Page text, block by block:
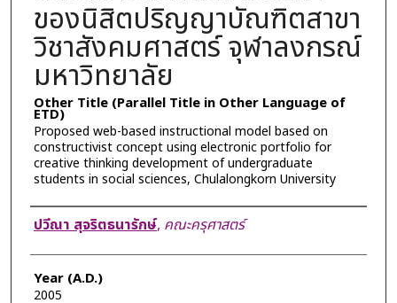
ของนิสิตปริญญาบัณฑิตสาขา
วิชาสังคมศาสตร์ จุฬาลงกรณ์
มหาวิทยาลัย
Other Title (Parallel Title in Other Language of
ETD)
Proposed web-based instructional model based on
constructivist concept using electronic portfolio for
creative thinking development of undergraduate
students in social sciences, Chulalongkorn University
Author
ปวีณา สุจริตธนารักษ์, คณะครุศาสตร์
Year (A.D.)
2005